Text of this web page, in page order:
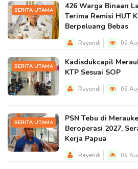
BERITA UTAMA
426 Warga Binaan
Terima Remisi HUT
Berpeluang Bebas
Rayendi 06
BERITA UTAMA
Kadisdukcapil
KTP Sesuai SOP
Rayendi 06
BERITA UTAMA
PSN Tebu di
Beroperasi 2027,
Kerja Papua
Rayendi 06